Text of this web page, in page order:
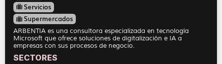
Servicios
Supermercados
ARBENTIA es una consultora especializada en tecnología
Microsoft que ofrece soluciones de digitalización e IA a
empresas con sus procesos de negocio.
SECTORES